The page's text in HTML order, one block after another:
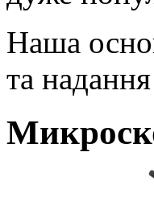
Наша
та